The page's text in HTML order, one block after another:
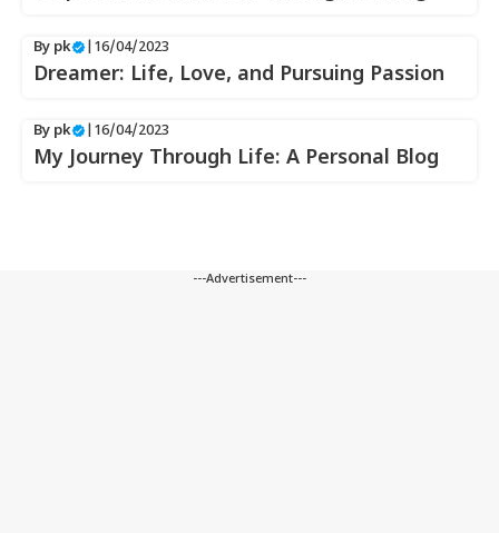
By pk 16/04/2023
Dreamer: Life, Love, and Pursuing Passion
By pk 16/04/2023
My Journey Through Life: A Personal Blog
---Advertisement---